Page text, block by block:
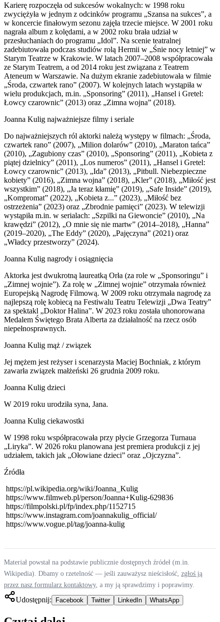
Karierę rozpoczęła od sukcesów wokalnych: w 1998 roku
zwyciężyła w jednym z odcinków programu „Szansa na sukces”, a
w koncercie finałowym sezonu zajęła trzecie miejsce. W 2001 roku
nagrała album z kolędami, a w 2002 roku brała udział w
przesłuchaniach do programu „Idol”. Na scenie teatralnej
zadebiutowała podczas studiów rolą Hermii w „Śnie nocy letniej” w
Starym Teatrze w Krakowie. W latach 2007–2008 współpracowała
ze Starym Teatrem, a od 2014 roku jest związana z Teatrem
Ateneum w Warszawie. Na dużym ekranie zadebiutowała w filmie
„Środa, czwartek rano” (2007). W kolejnych latach wystąpiła w
wielu produkcjach, m.in. „Sponsoring” (2011), „Hansel i Gretel:
Łowcy czarownic” (2013) oraz „Zimna wojna” (2018).
Joanna Kulig najważniejsze filmy i seriale
Do najważniejszych ról aktorki należą występy w filmach: „Środa,
czwartek rano” (2007), „Milion dolarów” (2010), „Maraton tańca”
(2010), „Zagubiony czas” (2010), „Sponsoring” (2011), „Kobieta z
piątej dzielnicy” (2011), „Los numeros” (2011), „Hansel i Gretel:
Łowcy czarownic” (2013), „Ida” (2013), „Pitbull. Niebezpieczne
kobiety” (2016), „Zimna wojna” (2018), „Kler” (2018), „Miłość jest
wszystkim” (2018), „Ja teraz kłamię” (2019), „Safe Inside” (2019),
„Kompromat” (2022), „Kobieta z...” (2023), „Miłość bez
ostrzeżenia” (2023) oraz „Zbrodnie pamięci” (2023). W telewizji
wystąpiła m.in. w serialach: „Szpilki na Giewoncie” (2010), „Na
krawędzi” (2012), „O mnie się nie martw” (2014–2018), „Hanna”
(2019–2020), „The Eddy” (2020), „Pajęczyna” (2021) oraz
„Władcy przestworzy” (2024).
Joanna Kulig nagrody i osiągnięcia
Aktorka jest dwukrotną laureatką Orła (za role w „Sponsoringu” i
„Zimnej wojnie”). Za rolę w „Zimnej wojnie” otrzymała również
Europejską Nagrodę Filmową. W 2009 roku otrzymała nagrodę za
najlepszą rolę kobiecą na Festiwalu Teatru Telewizji „Dwa Teatry”
za spektakl „Doktor Halina”. W 2023 roku została uhonorowana
Medalem Świętego Brata Alberta za działalność na rzecz osób
niepełnosprawnych.
Joanna Kulig mąż / związek
Jej mężem jest reżyser i scenarzysta Maciej Bochniak, z którym
zawarła związek małżeński 26 grudnia 2009 roku.
Joanna Kulig dzieci
W 2019 roku urodziła syna, Jana.
Joanna Kulig ciekawostki
W 1998 roku współpracowała przy płycie Grzegorza Turnaua
„Liryka”. W 2026 roku planowana jest premiera produkcji z jej
udziałem, takich jak „Ołowiane dzieci” oraz „Ojczyzna”.
Źródła
https://pl.wikipedia.org/wiki/Joanna_Kulig
https://www.filmweb.pl/person/Joanna+Kulig-629836
https://filmpolski.pl/fp/index.php/1152715
https://www.instagram.com/joannakulig_official/
https://www.vogue.pl/tag/joanna-kulig
Materiał powstał na podstawie publicznie dostępnych źródeł (m.in.
Wikipedia). Dbamy o rzetelność — jeśli zauważysz nieścisłość, zgłoś ją
przez nasz formularz kontaktowy, a my ją sprawdzimy i poprawimy.
Udostępnij: Facebook Twitter LinkedIn WhatsApp